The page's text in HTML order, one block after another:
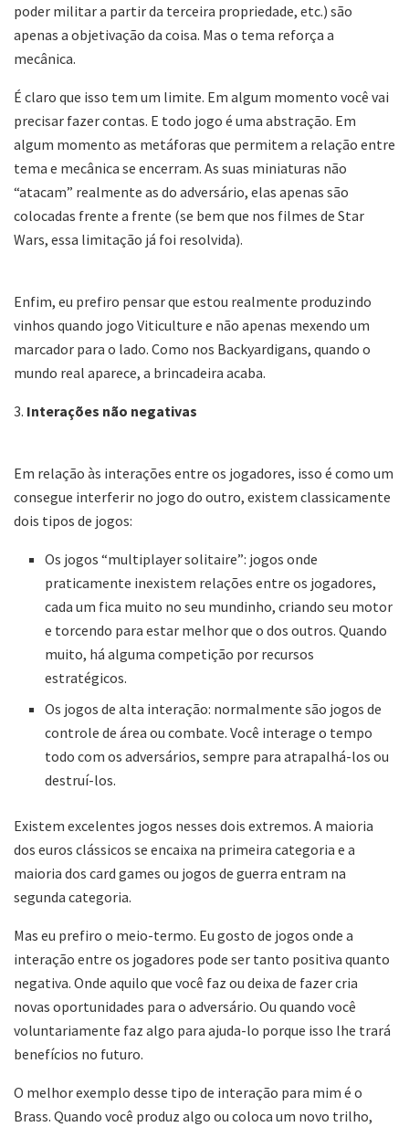
poder militar a partir da terceira propriedade, etc.) são
apenas a objetivação da coisa. Mas o tema reforça a
mecânica.
É claro que isso tem um limite. Em algum momento você vai
precisar fazer contas. E todo jogo é uma abstração. Em
algum momento as metáforas que permitem a relação entre
tema e mecânica se encerram. As suas miniaturas não
“atacam” realmente as do adversário, elas apenas são
colocadas frente a frente (se bem que nos filmes de Star
Wars, essa limitação já foi resolvida).
Enfim, eu prefiro pensar que estou realmente produzindo
vinhos quando jogo Viticulture e não apenas mexendo um
marcador para o lado. Como nos Backyardigans, quando o
mundo real aparece, a brincadeira acaba.
3. Interações não negativas
Em relação às interações entre os jogadores, isso é como um
consegue interferir no jogo do outro, existem classicamente
dois tipos de jogos:
Os jogos “multiplayer solitaire”: jogos onde
praticamente inexistem relações entre os jogadores,
cada um fica muito no seu mundinho, criando seu motor
e torcendo para estar melhor que o dos outros. Quando
muito, há alguma competição por recursos
estratégicos.
Os jogos de alta interação: normalmente são jogos de
controle de área ou combate. Você interage o tempo
todo com os adversários, sempre para atrapalhá-los ou
destruí-los.
Existem excelentes jogos nesses dois extremos. A maioria
dos euros clássicos se encaixa na primeira categoria e a
maioria dos card games ou jogos de guerra entram na
segunda categoria.
Mas eu prefiro o meio-termo. Eu gosto de jogos onde a
interação entre os jogadores pode ser tanto positiva quanto
negativa. Onde aquilo que você faz ou deixa de fazer cria
novas oportunidades para o adversário. Ou quando você
voluntariamente faz algo para ajuda-lo porque isso lhe trará
benefícios no futuro.
O melhor exemplo desse tipo de interação para mim é o
Brass. Quando você produz algo ou coloca um novo trilho,